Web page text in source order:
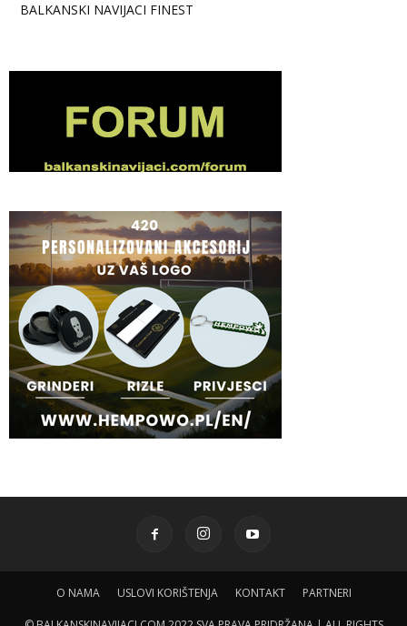
BALKANSKI NAVIJACI FINEST
O NAMA USLOVI KORIŠTENJA KONTAKT PARTNERI